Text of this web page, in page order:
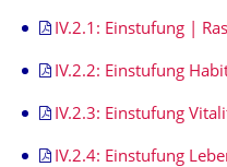
IV.2.1: Einstufung |
IV.2.2: Einstufung
IV.2.3: Einstufung
IV.2.4: Einstufung